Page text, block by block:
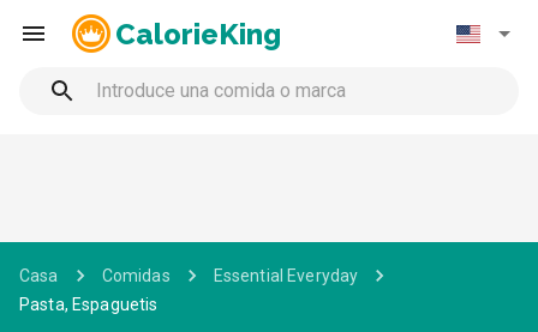
CalorieKing
Casa Comidas
Essential Everyday
Pasta, Espaguetis